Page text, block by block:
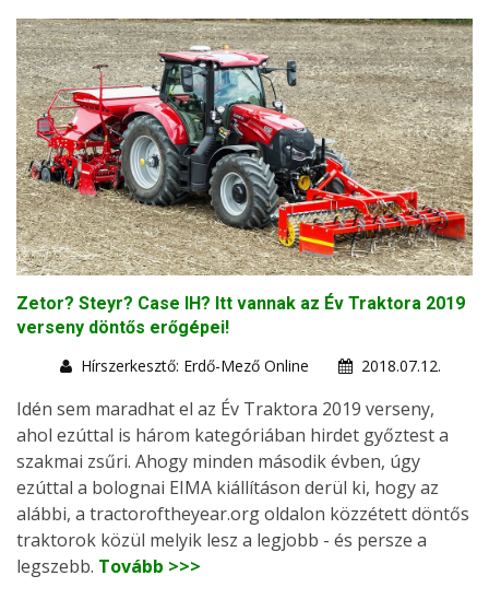
Zetor? Steyr? Case IH? Itt vannak az Év Traktora 2019
verseny döntős erőgépei!
Hírszerkesztő: Erdő-Mező Online
2018.07.12.
Idén sem maradhat el az Év Traktora 2019 verseny,
ahol ezúttal is három kategóriában hirdet győztest a
szakmai zsűri. Ahogy minden második évben, úgy
ezúttal a bolognai EIMA kiállításon derül ki, hogy az
alábbi, a tractoroftheyear.org oldalon közzétett döntős
traktorok közül melyik lesz a legjobb - és persze a
legszebb. Tovább >>>